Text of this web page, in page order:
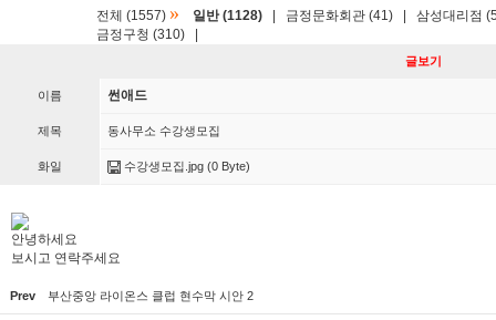
전체 (1557) » 일반 (1128) 금정문화회관 (41)
삼성대리점
금정구청 (310)
글보기
이름 썬애드
제목 동사무소 수강생모집
화일 수강생모집.jpg (0 Byte)
안녕하세요
보시고 연락주세요
Prev 부산중앙 라이온스 클럽 현수막 시안 2